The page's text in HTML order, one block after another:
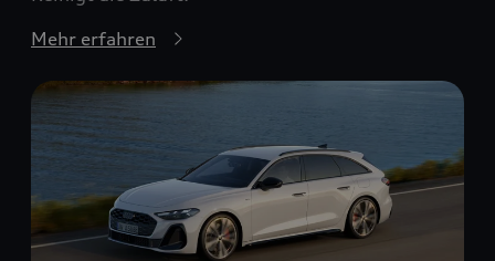
Mehr erfahren